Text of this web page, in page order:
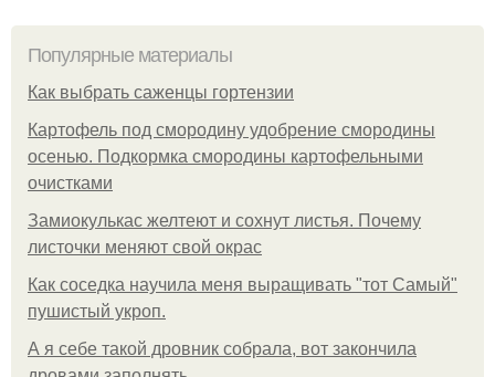
Популярные материалы
Как выбрать саженцы гортензии
Картофель под смородину удобрение смородины
осенью. Подкормка смородины картофельными
очистками
Замиокулькас желтеют и сохнут листья. Почему
листочки меняют свой окрас
Как соседка научила меня выращивать "тот Самый"
пушистый укроп.
А я себе такой дровник собрала, вот закончила